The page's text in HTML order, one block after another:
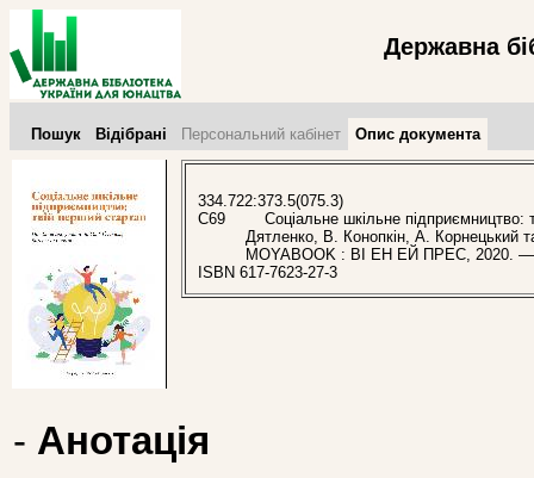
Державна
Пошук Відібрані Персональний кабінет Опис документа
334.722:373.5(075.3)
С69
Соціальне шкільне підприємництво:
Дятленко, В. Конопкін, А. Корнецький
MOYABOOK : ВІ ЕН ЕЙ ПРЕС, 2020.
ISBN 617-7623-27-3
- Анотація